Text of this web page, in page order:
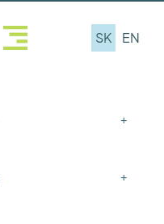
SK EN
+
+